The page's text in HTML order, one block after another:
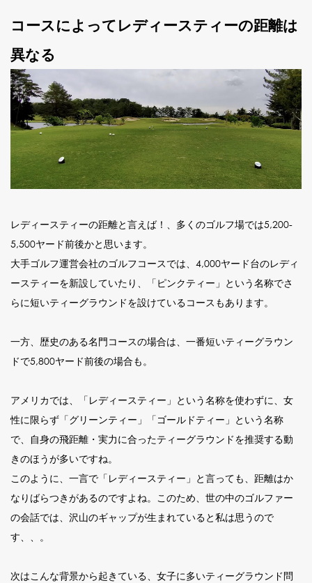
コースによってレディースティーの距離は
異なる
レディースティーの距離と言えば！、多くのゴルフ場では5,200-
5,500ヤード前後かと思います。
大手ゴルフ運営会社のゴルフコースでは、4,000ヤード台のレディ
ースティーを新設していたり、「ピンクティー」という名称でさ
らに短いティーグラウンドを設けているコースもあります。
一方、歴史のある名門コースの場合は、一番短いティーグラウン
ドで5,800ヤード前後の場合も。
アメリカでは、「レディースティー」という名称を使わずに、女
性に限らず「グリーンティー」「ゴールドティー」という名称
で、自身の飛距離・実力に合ったティーグラウンドを推奨する動
きのほうが多いですね。
このように、一言で「レディースティー」と言っても、距離はか
なりばらつきがあるのですよね。このため、世の中のゴルファー
の会話では、沢山のギャップが生まれていると私は思うので
す、、。
次はこんな背景から起きている、女子に多いティーグラウンド問